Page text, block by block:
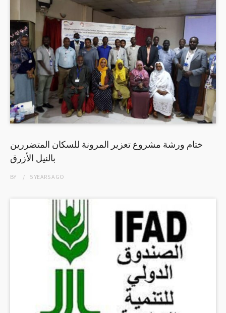
ختام ورشة مشروع تعزير المرونة للسكان المتضررين
بالنيل الأزرق
BY 5 YEARSAGO